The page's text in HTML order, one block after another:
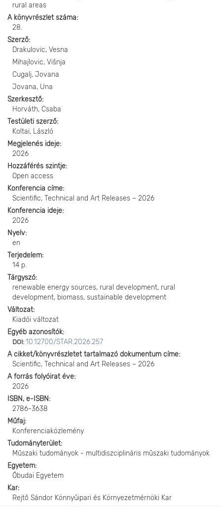
rural areas
A könyvrészlet száma
28.
Szerző
Drakulovic, Vesna
Mihajlovic, Višnja
Cugalj, Jovana
Jovana, Una
Szerkesztő
Horváth, Csaba
Testületi szerző
Koltai, László
Megjelenés ideje
2026
Hozzáférés szintje
Open access
Konferencia címe
Scientific, Technical and Art Releases – 2026
Konferencia ideje
2026
Nyelv
en
Terjedelem
14 p.
Tárgyszó
renewable energy sources, rural development, rural
development, biomass, sustainable development
Változat
Kiadói változat
Egyéb azonosítók
DOI: 10.12700/STAR.2026.257
A cikket/könyvrészletet tartalmazó dokumentum címe
Scientific, Technical and Art Releases – 2026
A forrás folyóirat éve
2026
ISBN, e-ISBN
2786-3638
Műfaj
Konferenciaközlemény
Tudományterület
Műszaki tudományok - multidiszciplináris műszaki tudományok
Egyetem
Óbudai Egyetem
Kar
Rejtő Sándor Könnyűipari és Környezetmérnöki Kar